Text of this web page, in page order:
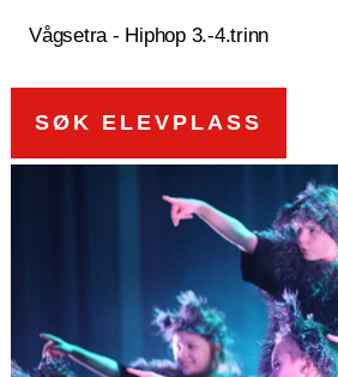
Vågsetra - Hiphop 3.-4.trinn
SØK ELEVPLASS